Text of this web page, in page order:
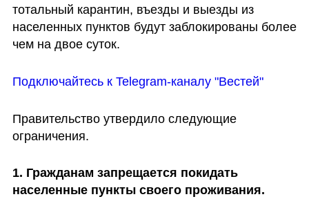
тотальный карантин, въезды и выезды из
населенных пунктов будут заблокированы более
чем на двое суток.
Подключайтесь к Telegram-каналу "Вестей"
Правительство утвердило следующие
ограничения.
1. Гражданам запрещается покидать
населенные пункты своего проживания.